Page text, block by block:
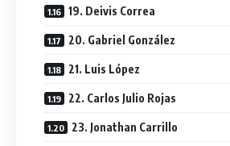
19. Deivis Correa
20. Gabriel González
21. Luis López
22. Carlos Julio Rojas
23. Jonathan Carrillo